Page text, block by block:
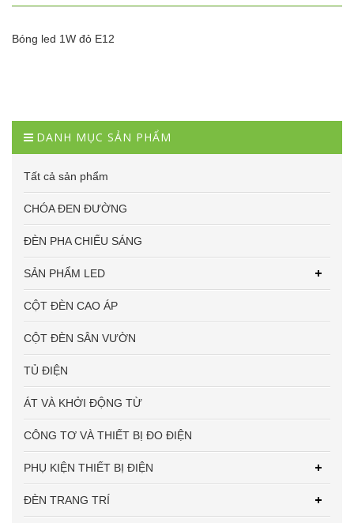
Bóng led 1W đỏ E12
DANH MỤC SẢN PHẨM
Tất cả sản phẩm
CHÓA ĐEN ĐƯỜNG
ĐÈN PHA CHIẾU SÁNG
SẢN PHẨM LED
CỘT ĐÈN CAO ÁP
CỘT ĐÈN SÂN VƯỜN
TỦ ĐIỆN
ÁT VÀ KHỞI ĐỘNG TỪ
CÔNG TƠ VÀ THIẾT BỊ ĐO ĐIỆN
PHỤ KIỆN THIẾT BỊ ĐIỆN
ĐÈN TRANG TRÍ